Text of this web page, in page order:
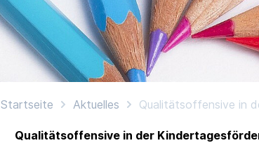
Startseite Aktuelles Qualitätsoffensive in
Qualitätsoffensive in der